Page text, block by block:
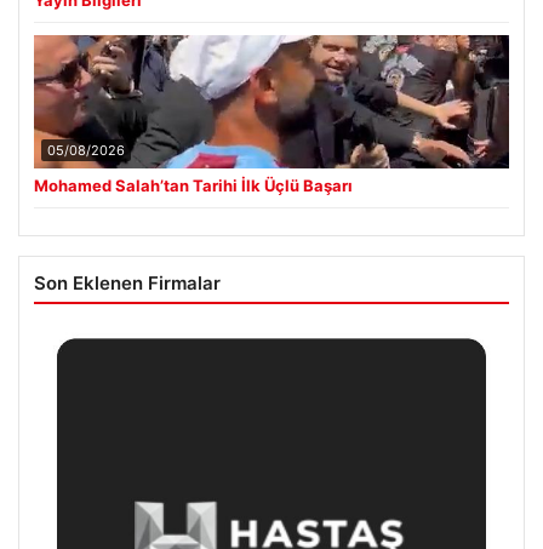
05/08/2026
Mohamed Salah’tan Tarihi İlk Üçlü Başarı
Son Eklenen Firmalar